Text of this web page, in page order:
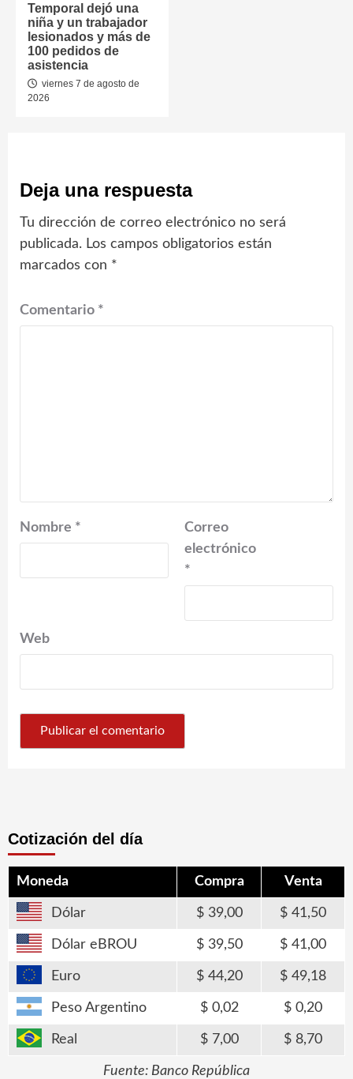
Temporal dejó una
niña y un trabajador
lesionados y más de
100 pedidos de
asistencia
viernes 7 de agosto de
2026
Deja una respuesta
Tu dirección de correo electrónico no será
publicada. Los campos obligatorios están
marcados con *
Comentario *
Nombre *
Correo
electrónico
*
Web
Cotización del día
Moneda Compra Venta
Dólar 39,00 41,50
Dólar eBROU 39,50 41,00
Euro 44,20 49,18
Peso Argentino 0,02 0,20
Real 7,00 8,70
Fuente: Banco República